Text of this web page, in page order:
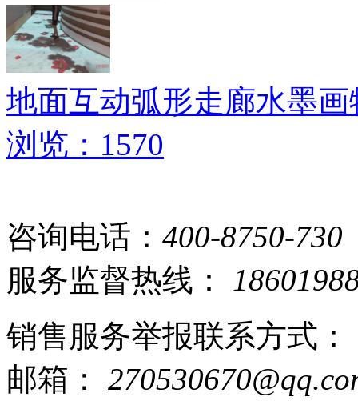
地面互动弧形走廊水墨画
浏览：1570
咨询电话： 400-8750-730
服务监督热线：
销售服务举报联系方式：
邮箱：